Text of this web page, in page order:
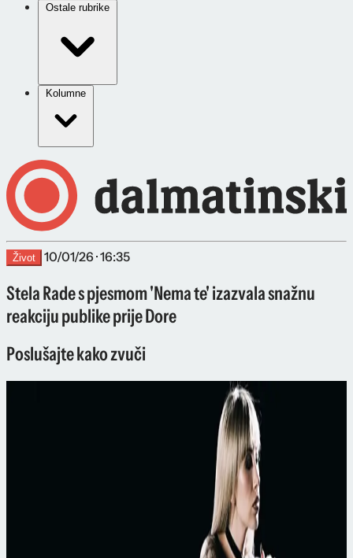
Ostale rubrike
Kolumne
Život 10/01/26 · 16:35
Stela Rade s pjesmom 'Nema te' izazvala snažnu
reakciju publike prije Dore
Poslušajte kako zvuči